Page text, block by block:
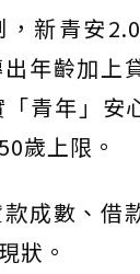
新青安
年齡加上
青年」安
歲上限。
成數、借
狀。